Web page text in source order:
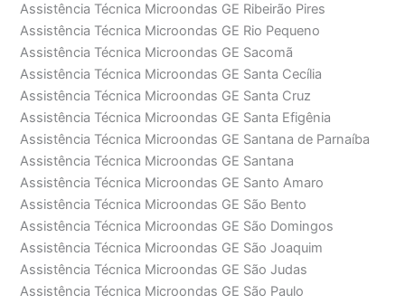
Assistência Técnica Microondas GE Ribeirão Pires
Assistência Técnica Microondas GE Rio Pequeno
Assistência Técnica Microondas GE Sacomã
Assistência Técnica Microondas GE Santa Cecília
Assistência Técnica Microondas GE Santa Cruz
Assistência Técnica Microondas GE Santa Efigênia
Assistência Técnica Microondas GE Santana de Parnaíba
Assistência Técnica Microondas GE Santana
Assistência Técnica Microondas GE Santo Amaro
Assistência Técnica Microondas GE São Bento
Assistência Técnica Microondas GE São Domingos
Assistência Técnica Microondas GE São Joaquim
Assistência Técnica Microondas GE São Judas
Assistência Técnica Microondas GE São Paulo